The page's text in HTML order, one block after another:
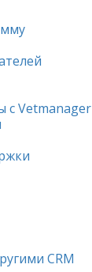
с Vetmanager
СRM